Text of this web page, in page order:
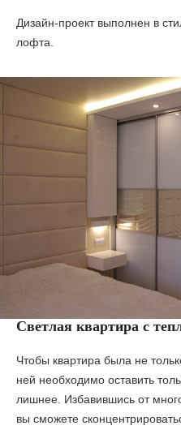
Дизайн-проект выполнен в
лофта.
Светлая квартира с
Чтобы квартира была не
ней необходимо оставить
лишнее. Избавившись от
вы сможете